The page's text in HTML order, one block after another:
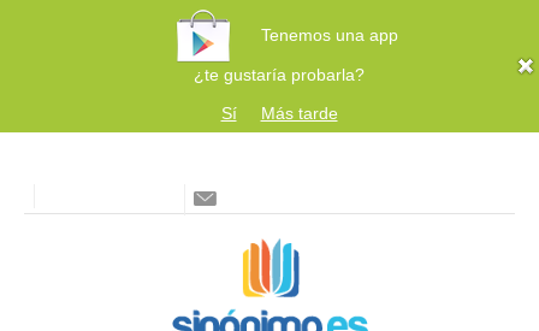
Tenemos una app
¿te gustaría probarla?
Sí
Más tarde